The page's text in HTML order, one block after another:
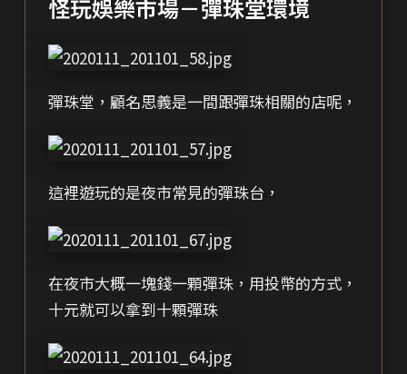
怪玩娛樂市場－彈珠堂環境
彈珠堂，顧名思義是一間跟彈珠相關的店呢，
這裡遊玩的是夜市常見的彈珠台，
在夜市大概一塊錢一顆彈珠，用投幣的方式，
十元就可以拿到十顆彈珠